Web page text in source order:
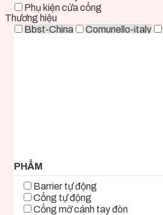
Phụ kiện cửa cổng
Thương hiệu
Bbst-China
Comunello-italy
PHẨM
Barrier tự động
Cổng tự động
Cổng mở cánh tay đòn